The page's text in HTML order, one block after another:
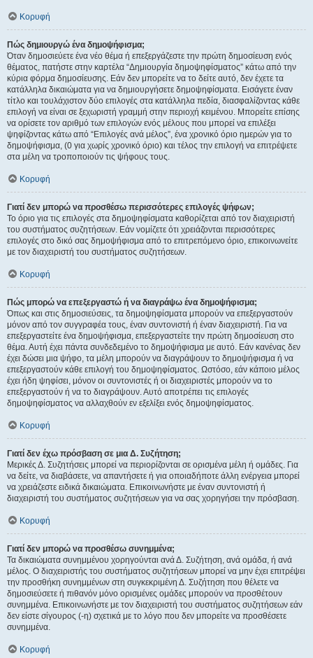
Κορυφή
Πώς δημιουργώ ένα δημοψήφισμα;
Όταν δημοσιεύετε ένα νέο θέμα ή επεξεργάζεστε την πρώτη δημοσίευση ενός
θέματος, πατήστε στην καρτέλα “Δημιουργία δημοψηφίσματος” κάτω από την
κύρια φόρμα δημοσίευσης. Εάν δεν μπορείτε να το δείτε αυτό, δεν έχετε τα
κατάλληλα δικαιώματα για να δημιουργήσετε δημοψηφίσματα. Εισάγετε έναν
τίτλο και τουλάχιστον δύο επιλογές στα κατάλληλα πεδία, διασφαλίζοντας κάθε
επιλογή να είναι σε ξεχωριστή γραμμή στην περιοχή κειμένου. Μπορείτε επίσης
να ορίσετε τον αριθμό των επιλογών ενός μέλους που μπορεί να επιλέξει
ψηφίζοντας κάτω από “Επιλογές ανά μέλος”, ένα χρονικό όριο ημερών για το
δημοψήφισμα, (0 για χωρίς χρονικό όριο) και τέλος την επιλογή να επιτρέψετε
στα μέλη να τροποποιούν τις ψήφους τους.
Κορυφή
Γιατί δεν μπορώ να προσθέσω περισσότερες επιλογές ψήφων;
Το όριο για τις επιλογές στα δημοψηφίσματα καθορίζεται από τον διαχειριστή
του συστήματος συζητήσεων. Εάν νομίζετε ότι χρειάζονται περισσότερες
επιλογές στο δικό σας δημοψήφισμα από το επιτρεπόμενο όριο, επικοινωνείτε
με τον διαχειριστή του συστήματος συζητήσεων.
Κορυφή
Πώς μπορώ να επεξεργαστώ ή να διαγράψω ένα δημοψήφισμα;
Όπως και στις δημοσιεύσεις, τα δημοψηφίσματα μπορούν να επεξεργαστούν
μόνον από τον συγγραφέα τους, έναν συντονιστή ή έναν διαχειριστή. Για να
επεξεργαστείτε ένα δημοψήφισμα, επεξεργαστείτε την πρώτη δημοσίευση στο
θέμα. Αυτή έχει πάντα συνδεδεμένο το δημοψήφισμα με αυτό. Εάν κανένας δεν
έχει δώσει μια ψήφο, τα μέλη μπορούν να διαγράψουν το δημοψήφισμα ή να
επεξεργαστούν κάθε επιλογή του δημοψηφίσματος. Ωστόσο, εάν κάποιο μέλος
έχει ήδη ψηφίσει, μόνον οι συντονιστές ή οι διαχειριστές μπορούν να το
επεξεργαστούν ή να το διαγράψουν. Αυτό αποτρέπει τις επιλογές
δημοψηφίσματος να αλλαχθούν εν εξελίξει ενός δημοψηφίσματος.
Κορυφή
Γιατί δεν έχω πρόσβαση σε μια Δ. Συζήτηση;
Μερικές Δ. Συζητήσεις μπορεί να περιορίζονται σε ορισμένα μέλη ή ομάδες. Για
να δείτε, να διαβάσετε, να απαντήσετε ή για οποιαδήποτε άλλη ενέργεια μπορεί
να χρειάζεστε ειδικά δικαιώματα. Επικοινωνήστε με έναν συντονιστή ή
διαχειριστή του συστήματος συζητήσεων για να σας χορηγήσει την πρόσβαση.
Κορυφή
Γιατί δεν μπορώ να προσθέσω συνημμένα;
Τα δικαιώματα συνημμένου χορηγούνται ανά Δ. Συζήτηση, ανά ομάδα, ή ανά
μέλος. Ο διαχειριστής του συστήματος συζητήσεων μπορεί να μην έχει επιτρέψει
την προσθήκη συνημμένων στη συγκεκριμένη Δ. Συζήτηση που θέλετε να
δημοσιεύσετε ή πιθανόν μόνο ορισμένες ομάδες μπορούν να προσθέτουν
συνημμένα. Επικοινωνήστε με τον διαχειριστή του συστήματος συζητήσεων εάν
δεν είστε σίγουρος (-η) σχετικά με το λόγο που δεν μπορείτε να προσθέσετε
συνημμένα.
Κορυφή